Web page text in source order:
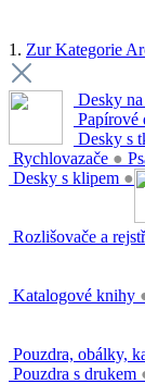
1. Zur Kategorie
Desky
Papírové
Desky s
Rychlovazače ●
Desky s klipem ●
Rozlišovače a
Katalogové knihy
Pouzdra, obálky,
Pouzdra s drukem